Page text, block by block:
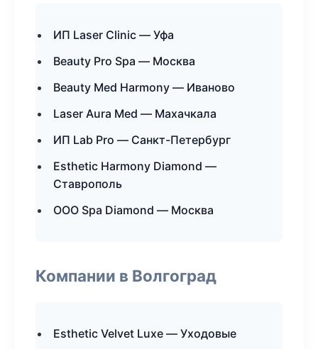
ИП Laser Clinic — Уфа
Beauty Pro Spa — Москва
Beauty Med Harmony — Иваново
Laser Aura Med — Махачкала
ИП Lab Pro — Санкт-Петербург
Esthetic Harmony Diamond —
Ставрополь
ООО Spa Diamond — Москва
Компании в Волгоград
Esthetic Velvet Luxe — Уходовые